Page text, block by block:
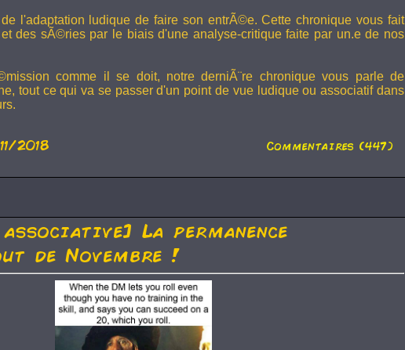
l'adaptation ludique de faire son entrÃ©e. Cette chronique vous fait
des sÃ©ries par le biais d'une analyse-critique faite par un.e de nos
comme il se doit, notre derniÃ¨re chronique vous parle de
tout ce qui va se passer d'un point de vue ludique ou associatif dans
2018 Commentaires (447)
La permanence
de Novembre !